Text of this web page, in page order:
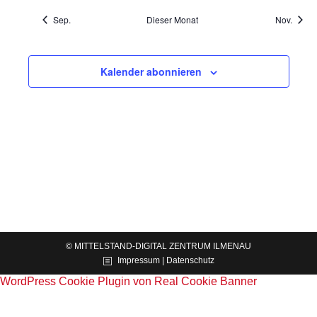
Sep. Dieser Monat Nov.
Kalender abonnieren
© MITTELSTAND-DIGITAL ZENTRUM ILMENAU
Impressum | Datenschutz
WordPress Cookie Plugin von Real Cookie Banner